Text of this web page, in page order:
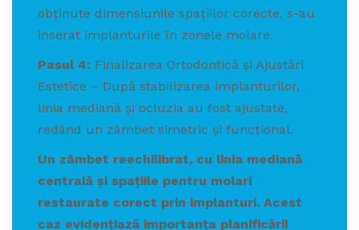
obținute dimensiunile spațiilor corecte, s-au
inserat implanturile în zonele molare.
Pasul 4: Finalizarea Ortodontică și Ajustări
Estetice – După stabilizarea implanturilor,
linia mediană și ocluzia au fost ajustate,
redând un zâmbet simetric și funcțional.
Un zâmbet reechilibrat, cu linia mediană
centrală și spațiile pentru molari
restaurate corect prin implanturi. Acest
caz evidențiază importanța planificării